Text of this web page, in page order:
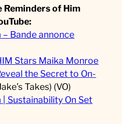
Reminders of Him
Bande annonce
Stars Maika Monroe
the Secret to On-
Takes) (VO)
Sustainability On Set